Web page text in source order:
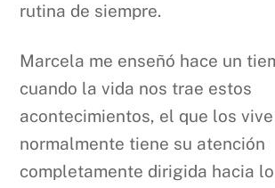
rutina de siempre.
Marcela me enseñó hace un
cuando la vida nos trae estos
acontecimientos, el que los vive
normalmente tiene su atención
completamente dirigida hacia